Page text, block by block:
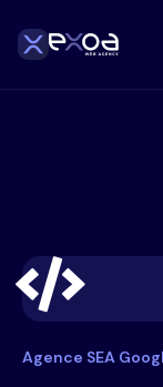
Agence SEA